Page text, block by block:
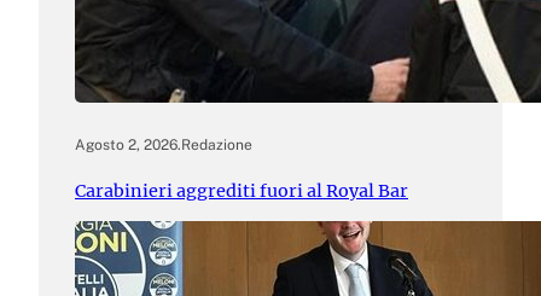
Agosto 2, 2026.Redazione
Carabinieri aggrediti fuori al Royal Bar